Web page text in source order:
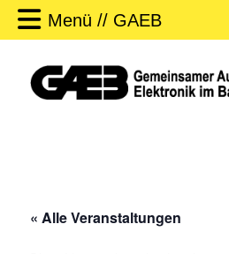
Menü // GAEB
« Alle Veranstaltungen